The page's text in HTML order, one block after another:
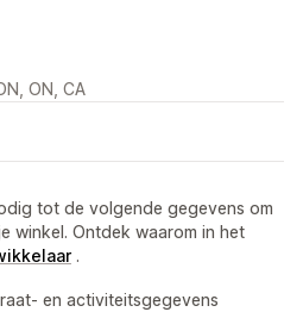
ON, CA
tot de volgende gegevens om
winkel. Ontdek waarom in het
.
en activiteitsgegevens